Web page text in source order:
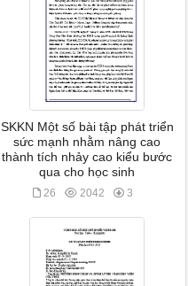
SKKN Một số bài tập phát triển
sức mạnh nhằm nâng cao
thành tích nhảy cao kiểu bước
qua cho học sinh
26 2042 3